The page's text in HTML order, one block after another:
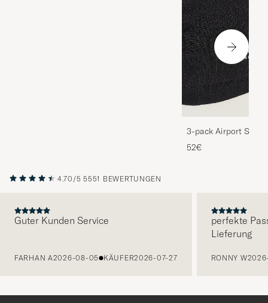
3-pack Airport
Melange
52€
4.70/5 5551 BEWERTUNGEN
Guter Kunden Service
FARHAN A2026-08-05 KÄUFER2026-07-27
perfekte
Lieferung
RONNY W